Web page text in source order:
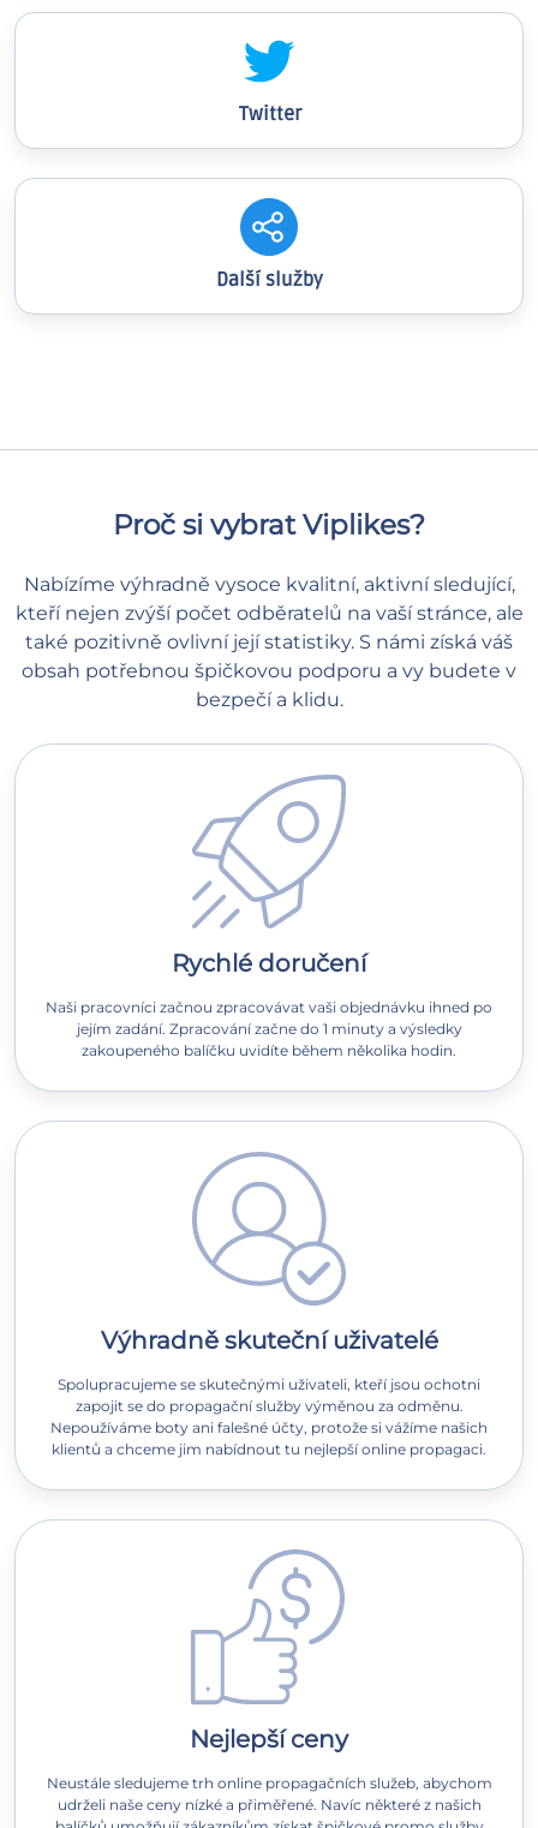
Twitter
Další služby
Proč si vybrat Viplikes?
Nabízíme výhradně vysoce kvalitní, aktivní sledující,
kteří nejen zvýší počet odběratelů na vaší stránce, ale
také pozitivně ovlivní její statistiky. S námi získá váš
obsah potřebnou špičkovou podporu a vy budete v
bezpečí a klidu.
Rychlé doručení
Naši pracovníci začnou zpracovávat vaši objednávku ihned po
jejím zadání. Zpracování začne do 1 minuty a výsledky
zakoupeného balíčku uvidíte během několika hodin.
Výhradně skuteční uživatelé
Spolupracujeme se skutečnými uživateli, kteří jsou ochotni
zapojit se do propagační služby výměnou za odměnu.
Nepoužíváme boty ani falešné účty, protože si vážíme našich
klientů a chceme jim nabídnout tu nejlepší online propagaci.
Nejlepší ceny
Neustále sledujeme trh online propagačních služeb, abychom
udrželi naše ceny nízké a přiměřené. Navíc některé z našich